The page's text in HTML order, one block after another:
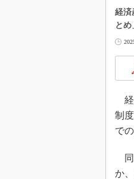
経済
と
経
制
で
同
か